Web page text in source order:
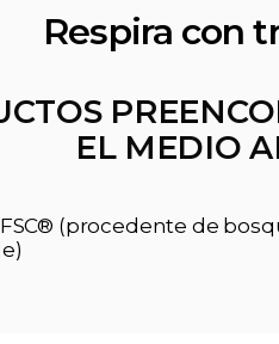
Respira con
EL MEDIO
(procedente de